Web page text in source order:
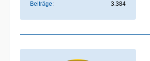
Beiträge
3.384